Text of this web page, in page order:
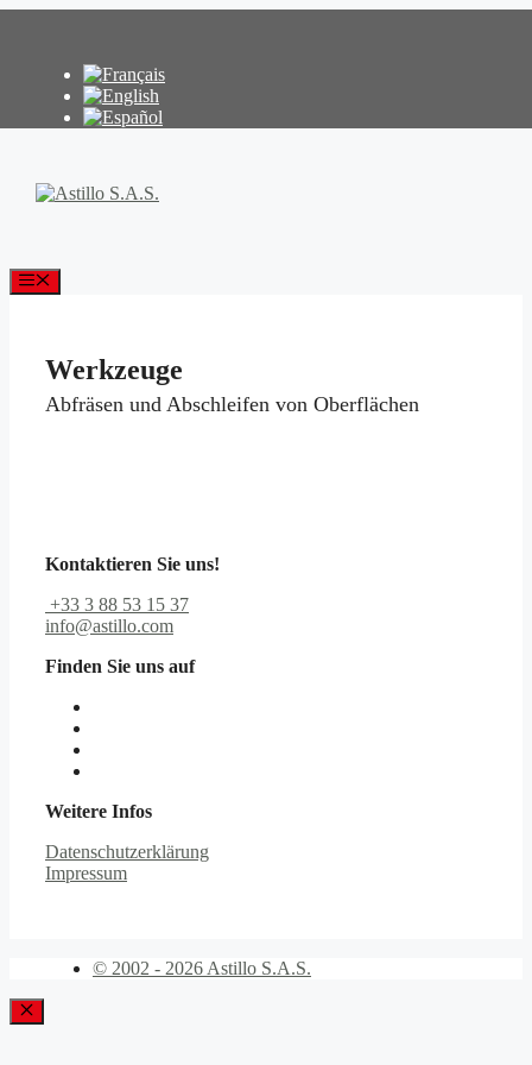
Menü
Werkzeuge
Abfräsen und Abschleifen von Oberflächen
Kontaktieren Sie uns!
+33 3 88 53 15 37
info@astillo.com
Finden Sie uns auf
Weitere Infos
Datenschutzerklärung
Impressum
© 2002 - 2026 Astillo S.A.S.
Schließen